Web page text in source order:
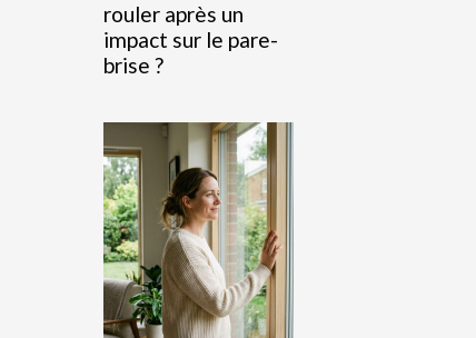
rouler après un
impact sur le pare-
brise ?